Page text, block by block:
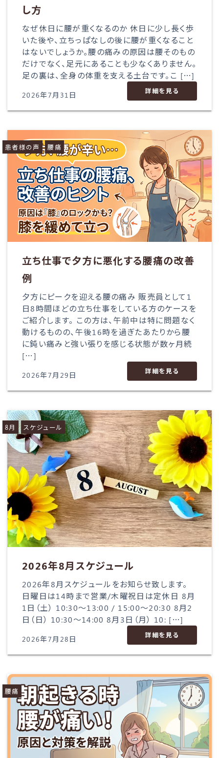
し方
なぜ休日に腰が重くなるのか 休日に少し長く歩
いた後や、立ちっぱなしの後に腰が重くなること
はないでしょうか。腰の痛みの原因は腰そのもの
だけでなく、足元にあることも少なくありません。
足の裏は、全身の体重を支える土台です。こ […]
2026年7月31日 詳細を見る
立ち仕事で夕方に悪化する腰痛の改善
例
夕方にピークを迎える腰の痛み 販売員として1
日8時間ほどの立ち仕事をしている方のケースを
ご紹介します。 この方は、午前中は特に問題なく
動けるものの、午後16時を過ぎたあたりから腰
に鈍い痛みと強い張りを感じる状態が数ヶ月続
[…]
2026年7月29日 詳細を見る
患者様の声 腰痛
2026年8月スケジュール
2026年8月スケジュールをお知らせ致します。
日曜日は14時まで営業/木曜祝日は定休日 8月
1日（土） 10:30～13:00 / 15:00～20:30 8月2
日（日） 10:30～14:00 8月3日（月） 10: […]
2026年7月28日 詳細を見る
8月 スケジュール
腰痛